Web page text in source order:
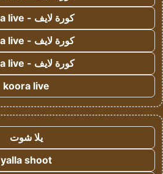
كورة لايف - koora live
كورة لايف - koora live
كورة لايف - koora live
koora live
يلا شوت
yalla shoot